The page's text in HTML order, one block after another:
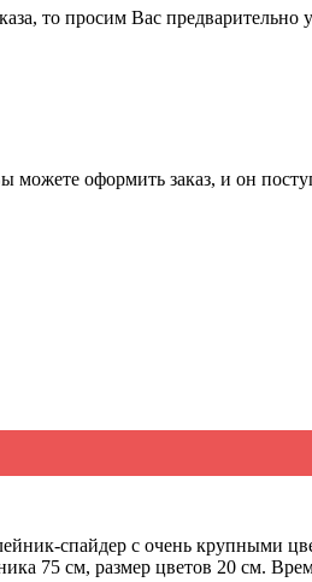
то просим Вас предварительно
оформить заказ, и он
спайдер с очень крупными
75 см, размер цветов 20 см.